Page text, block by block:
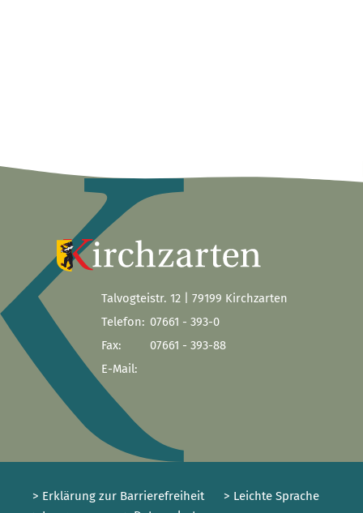
Talvogteistr. 12 | 79199 Kirchzarten
Telefon: 07661 - 393-0
Fax:
07661 - 393-88
E-Mail:
> Erklärung zur Barrierefreiheit
> Leichte Sprache